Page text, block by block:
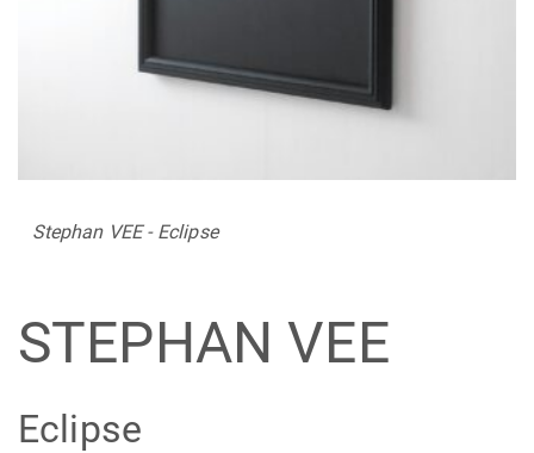
Stephan VEE - Eclipse
STEPHAN VEE
Eclipse